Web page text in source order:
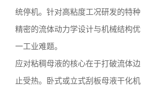
统停机。针对高粘度工况研发的特
精密的流体动力学设计与机械结构
一工业难题。
应对粘稠母液的核心在于打破流体
止受热。卧式或立式刮板母液干化